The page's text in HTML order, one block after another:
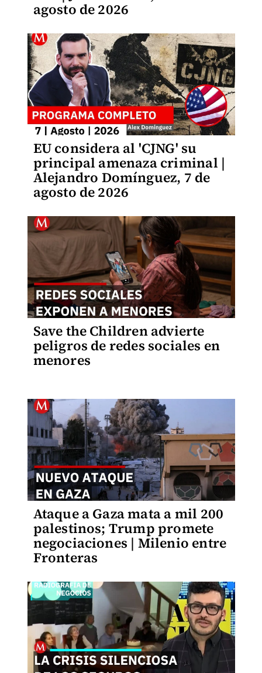
agosto de 2026
EU considera al 'CJNG' su
principal amenaza criminal |
Alejandro Domínguez, 7 de
agosto de 2026
Save the Children advierte
peligros de redes sociales en
menores
Ataque a Gaza mata a mil 200
palestinos; Trump promete
negociaciones | Milenio entre
Fronteras